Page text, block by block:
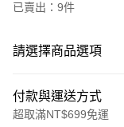
已賣出：9件
請選擇商品選項
付款與運送方式
超取滿NT$699免運